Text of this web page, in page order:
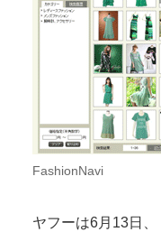
ビジネスと働き方のヒ
AI活用のいまが分かる
企業ITのトレンドを詳説
経営リーダーのコミュ
マーケ×ITの今がよく分
ITエンジニア向け専門サ
FashionNavi
ヤフーは6月13日、